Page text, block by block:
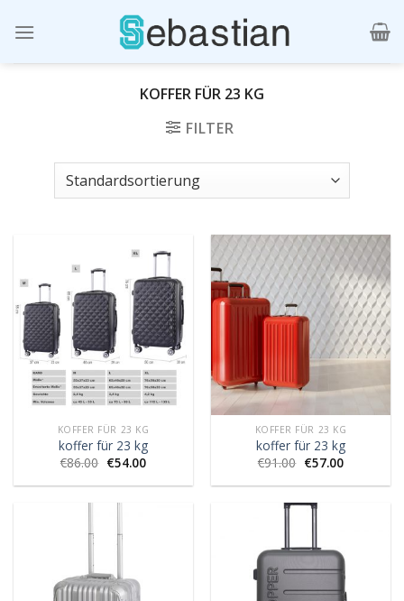
KOFFER FÜR 23 KG
FILTER
KOFFER FÜR 23 KG
koffer für 23 kg
€86.00 €54.00
KOFFER FÜR 23 KG
koffer für 23 kg
€91.00 €57.00